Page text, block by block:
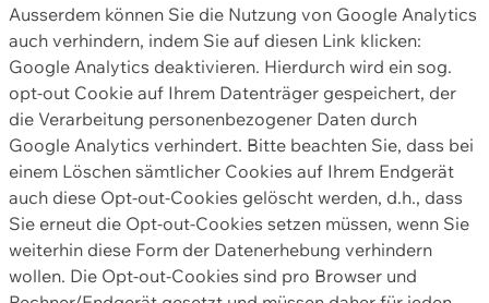
Ausserdem können Sie die Nutzung von Google Analytics
auch verhindern, indem Sie auf diesen Link klicken:
Google Analytics deaktivieren. Hierdurch wird ein sog.
opt-out Cookie auf Ihrem Datenträger gespeichert, der
die Verarbeitung personenbezogener Daten durch
Google Analytics verhindert. Bitte beachten Sie, dass bei
einem Löschen sämtlicher Cookies auf Ihrem Endgerät
auch diese Opt-out-Cookies gelöscht werden, d.h., dass
Sie erneut die Opt-out-Cookies setzen müssen, wenn Sie
weiterhin diese Form der Datenerhebung verhindern
wollen. Die Opt-out-Cookies sind pro Browser und